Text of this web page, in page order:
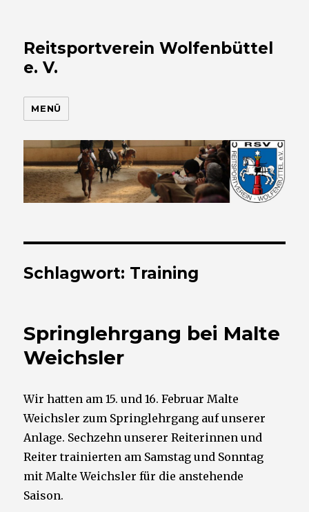
Reitsportverein Wolfenbüttel
e. V.
MENÜ
Schlagwort: Training
Springlehrgang bei Malte
Weichsler
Wir hatten am 15. und 16. Februar Malte
Weichsler zum Springlehrgang auf unserer
Anlage. Sechzehn unserer Reiterinnen und
Reiter trainierten am Samstag und Sonntag
mit Malte Weichsler für die anstehende
Saison.